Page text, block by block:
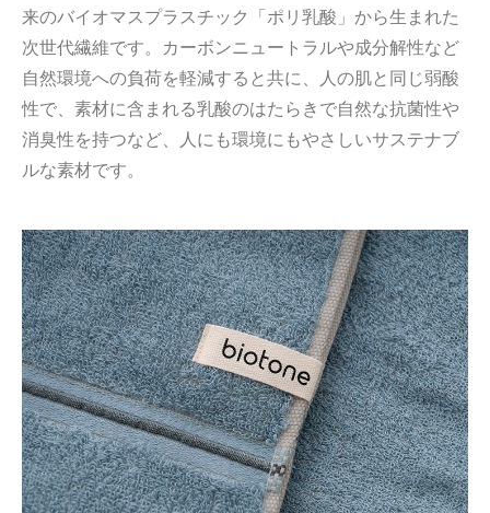
来のバイオマスプラスチック「ポリ乳酸」から生まれた
次世代繊維です。カーボンニュートラルや成分解性など
自然環境への負荷を軽減すると共に、人の肌と同じ弱酸
性で、素材に含まれる乳酸のはたらきで自然な抗菌性や
消臭性を持つなど、人にも環境にもやさしいサステナブ
ルな素材です。